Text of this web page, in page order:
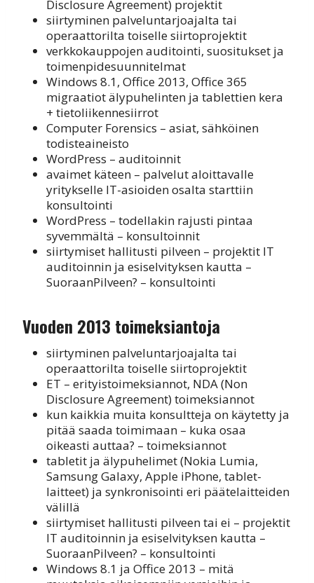
Disclosure Agreement) projektit
siirtyminen palveluntarjoajalta tai
operaattorilta toiselle siirtoprojektit
verkkokauppojen auditointi, suositukset ja
toimenpidesuunnitelmat
Windows 8.1, Office 2013, Office 365
migraatiot älypuhelinten ja tablettien kera
+ tietoliikennesiirrot
Computer Forensics – asiat, sähköinen
todisteaineisto
WordPress – auditoinnit
avaimet käteen – palvelut aloittavalle
yritykselle IT-asioiden osalta starttiin
konsultointi
WordPress – todellakin rajusti pintaa
syvemmältä – konsultoinnit
siirtymiset hallitusti pilveen – projektit IT
auditoinnin ja esiselvityksen kautta –
SuoraanPilveen? – konsultointi
Vuoden 2013 toimeksiantoja
siirtyminen palveluntarjoajalta tai
operaattorilta toiselle siirtoprojektit
ET – erityistoimeksiannot, NDA (Non
Disclosure Agreement) toimeksiannot
kun kaikkia muita konsultteja on käytetty ja
pitää saada toimimaan – kuka osaa
oikeasti auttaa? – toimeksiannot
tabletit ja älypuhelimet (Nokia Lumia,
Samsung Galaxy, Apple iPhone, tablet-
laitteet) ja synkronisointi eri päätelaitteiden
välillä
siirtymiset hallitusti pilveen tai ei – projektit
IT auditoinnin ja esiselvityksen kautta –
SuoraanPilveen? – konsultointi
Windows 8.1 ja Office 2013 – mitä